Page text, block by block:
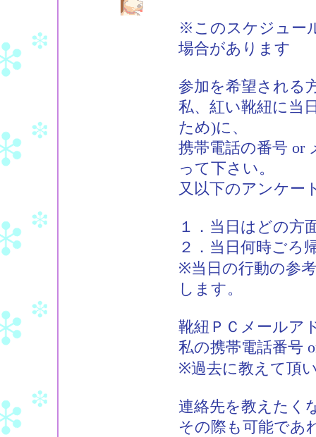
※このスケジュー
場合があります
参加を希望される
私、紅い靴紐に当
ため)に、
携帯電話の番号 or
って下さい。
又以下のアンケー
１．当日はどの方
２．当日何時ごろ
※当日の行動の参
します。
靴紐ＰＣメールア
私の携帯電話番号
※過去に教えて頂
連絡先を教えたく
その際も可能であ